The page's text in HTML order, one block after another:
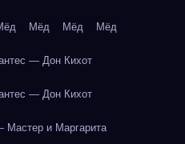
Мёд Мёд Мёд
— Дон Кихот
— Дон Кихот
Мастер и Маргарита